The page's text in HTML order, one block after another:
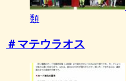
類
＃マテウラオス